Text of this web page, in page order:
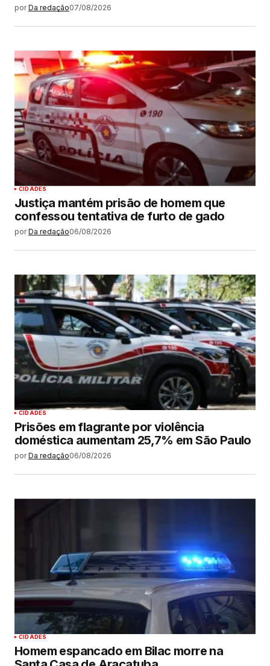
por Da redação07/08/2026
CIDADES
Justiça mantém prisão de homem que
confessou tentativa de furto de gado
por Da redação06/08/2026
CIDADES
Prisões em flagrante por violência
doméstica aumentam 25,7% em São Paulo
por Da redação06/08/2026
CIDADES
Homem espancado em Bilac morre na